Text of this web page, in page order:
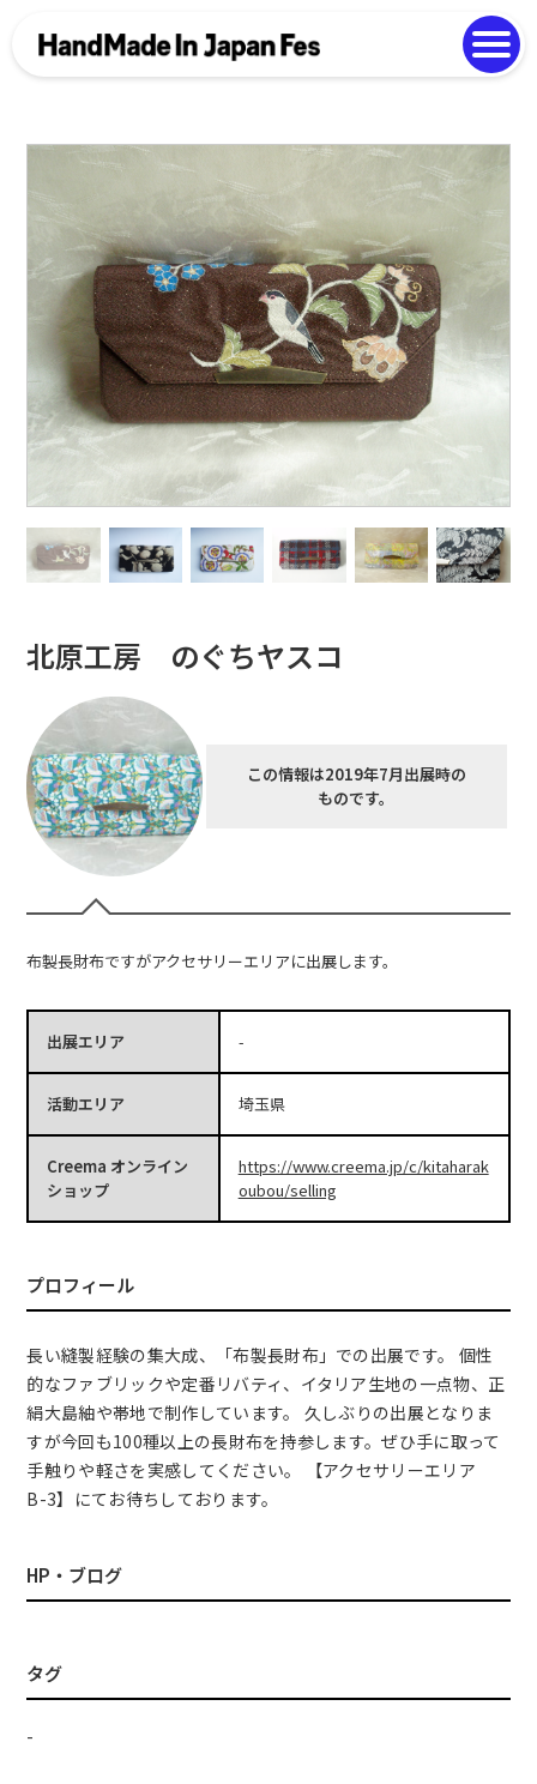
Photo Gallery
EN 中文
北原工房 のぐちヤスコ
この情報は2019年7月出展時の
ものです。
布製長財布ですがアクセサリーエリアに出展します。
出展エリア -
活動エリア 埼玉県
Creema オンライン
ショップ
https://www.creema.jp/c/kitaharak
oubou/selling
プロフィール
長い縫製経験の集大成、「布製長財布」での出展です。 個性
的なファブリックや定番リバティ、イタリア生地の一点物、正
絹大島紬や帯地で制作しています。 久しぶりの出展となりま
すが今回も100種以上の長財布を持参します。ぜひ手に取って
手触りや軽さを実感してください。 【アクセサリーエリア
B-3】にてお待ちしております。
HP・ブログ
タグ
-